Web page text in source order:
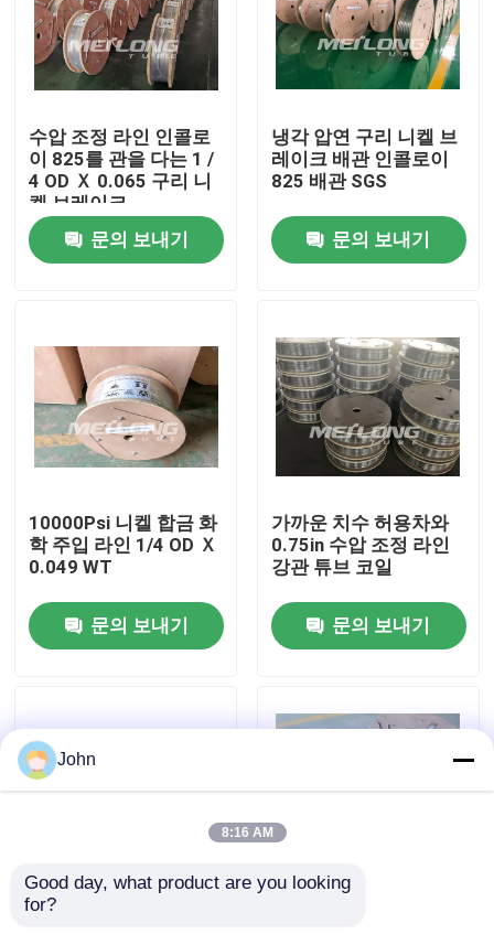
제품
화면
우리에 대하여
품질 관리
연락주세요
뉴스
수압 조정 라인 인콜로
이 825를 관을 다는 1 /
4 OD Ｘ 0.065 구리 니
켈 브레이크
문의 보내기
냉각 압연 구리 니켈 브
레이크 배관 인콜로이
825 배관 SGS
문의 보내기
10000Psi 니켈 합금 화
학 주입 라인 1/4 OD Ｘ
0.049 WT
문의 보내기
가까운 치수 허용차와
0.75in 수압 조정 라인
강관 튜브 코일
문의 보내기
12000 미터를 관을 다
John
8:16 AM
Good day, what product are you looking
for?